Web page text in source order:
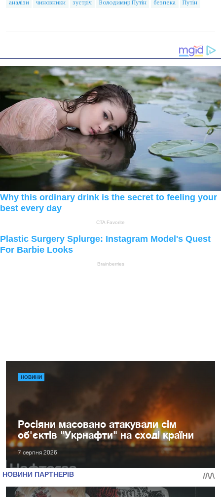
аналізи чиновники зустріч Володимир Путін безпека Путін
НОВИНИ
Росіяни масовано атакували сім
об'єктів "Укрнафти" на сході країни
7 серпня 2026